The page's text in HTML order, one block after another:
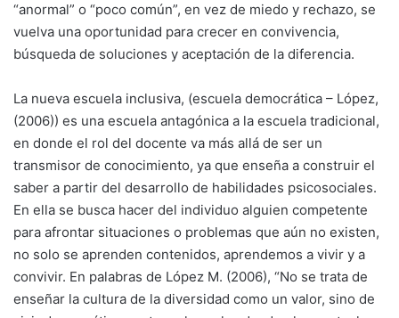
“anormal” o “poco común”, en vez de miedo y rechazo, se
vuelva una oportunidad para crecer en convivencia,
búsqueda de soluciones y aceptación de la diferencia.
La nueva escuela inclusiva, (escuela democrática – López,
(2006)) es una escuela antagónica a la escuela tradicional,
en donde el rol del docente va más allá de ser un
transmisor de conocimiento, ya que enseña a construir el
saber a partir del desarrollo de habilidades psicosociales.
En ella se busca hacer del individuo alguien competente
para afrontar situaciones o problemas que aún no existen,
no solo se aprenden contenidos, aprendemos a vivir y a
convivir. En palabras de López M. (2006), “No se trata de
enseñar la cultura de la diversidad como un valor, sino de